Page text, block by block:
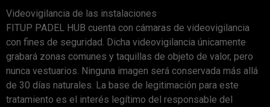
Videovigilancia de las instalaciones
FITUP PADEL HUB cuenta con cámaras de videovigilancia
con fines de seguridad. Dicha videovigilancia únicamente
grabará zonas comunes y taquillas de objeto de valor, pero
nunca vestuarios. Ninguna imagen será conservada más allá
de 30 días naturales. La base de legitimación para este
tratamiento es el interés legítimo del responsable del